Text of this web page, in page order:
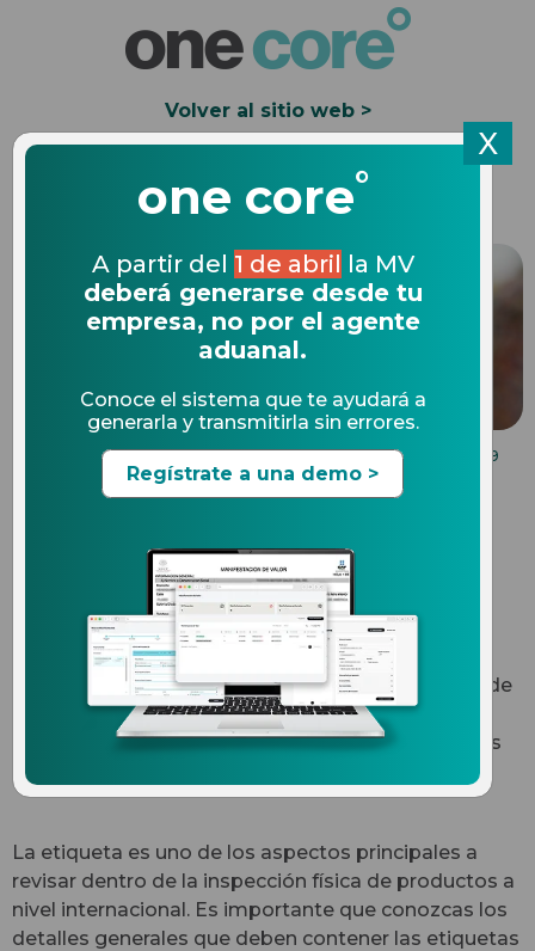
Volver al sitio web >
Solicita una Demo
MULTAS DE COMERCIO INTERNACIONAL 11.04.2019
Etiquetado de productos en
El etiquetado de productos tiene la finalidad de
establecer la información comercial que deben
contener los productos de fabricación nacional y de
procedencia extranjera para el consumo en cierto
territorio, además de establecer las características
de dicha información.
La etiqueta es uno de los aspectos principales a
revisar dentro de la inspección física de productos a
nivel internacional. Es importante que conozcas los
detalles generales que deben contener las etiquetas
X
one core°
A partir del 1 de abril la MV
deberá generarse desde tu
empresa, no por el agente
aduanal.
Conoce el sistema que te ayudará a
generarla y transmitirla sin errores.
Regístrate a una demo >